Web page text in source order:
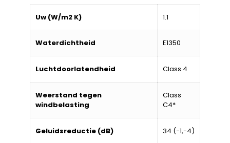
Uw (W/m2 K) 1.1
Waterdichtheid E1350
Luchtdoorlatendheid Class 4
Weerstand tegen
windbelasting
Class
C4*
Geluidsreductie (dB) 34 (-1,-4)